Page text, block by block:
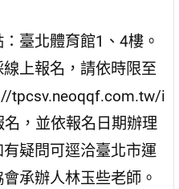
臺北體育館1、4樓。
上報名，請依時限至
tpcsv.neoqqf.com.tw/i
名，並依報名日期辦理
疑問可逕洽臺北市運
承辦人林玉些老師。